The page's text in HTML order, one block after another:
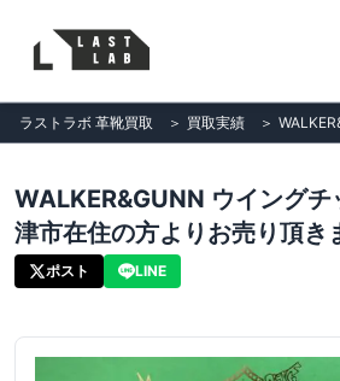
ラストラボ 革靴買取 ＞ 買取実績 ＞
WALKER&GUNN ウイングチ
津市在住の方よりお売り頂き
ポスト LINE